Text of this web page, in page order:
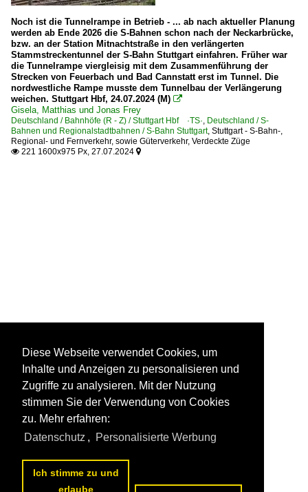
Noch ist die Tunnelrampe in Betrieb - ... ab nach aktueller Planung
werden ab Ende 2026 die S-Bahnen schon nach der Neckarbrücke,
bzw. an der Station Mitnachtstraße in den verlängerten
Stammstreckentunnel der S-Bahn Stuttgart einfahren. Früher war
die Tunnelrampe viergleisig mit dem Zusammenführung der
Strecken von Feuerbach und Bad Cannstatt erst im Tunnel. Die
nordwestliche Rampe musste dem Tunnelbau der Verlängerung
weichen. Stuttgart Hbf, 24.07.2024 (M) 
Gisela, Matthias und Jonas Frey
Deutschland / Bahnhöfe (R - Z) / Stuttgart Hbf ·TS·, Deutschland / S-
Bahnen und Regionalstadtbahnen / S-Bahn Stuttgart, Stuttgart - S-Bahn-,
Regional- und Fernverkehr, sowie Güterverkehr, Verdeckte Züge
 221 1600x975 Px, 27.07.2024 
Diese Webseite verwendet Cookies, um
Inhalte und Anzeigen zu personalisieren und
Zugriffe zu analysieren. Mit der Nutzung
stimmen Sie der Verwendung von Cookies
zu. Mehr erfahren:
Datenschutz , Personalisierte Werbung
Ich stimme zu und
erlaube